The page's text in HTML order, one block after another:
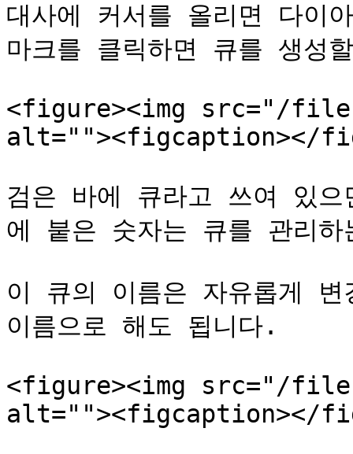
대사에 커서를 올리면 다이
마크를 클릭하면 큐를 생성
<figure><img src="/files/
alt=""><figcaption></
검은 바에 큐라고 쓰여 있
에 붙은 숫자는 큐를 관리하
이 큐의 이름은 자유롭게
이름으로 해도 됩니다.
<figure><img src="/files/
alt=""><figcaption></